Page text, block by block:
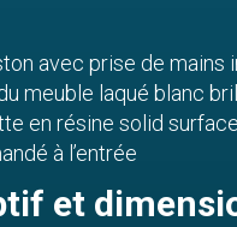
avec prise de mains
meuble laqué blanc
en résine solid
à l’entrée
et